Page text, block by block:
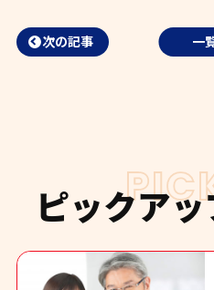
次の記事 一
ピックア